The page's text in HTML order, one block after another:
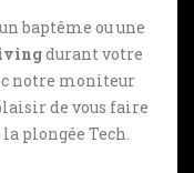
baptême ou une
durant votre
notre moniteur
de vous faire
plongée Tech.